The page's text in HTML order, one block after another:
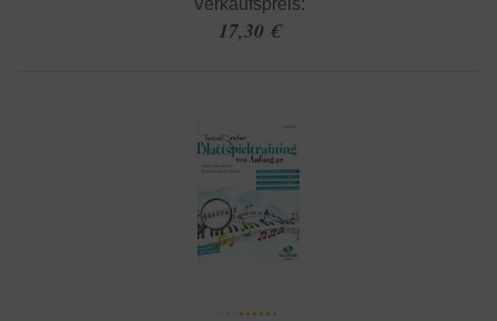
Verkaufspreis:
17,30 €